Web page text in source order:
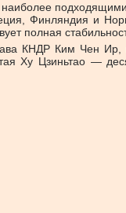
Финляндия и
полная
КНДР Ким Чен
Ху Цзиньтао —